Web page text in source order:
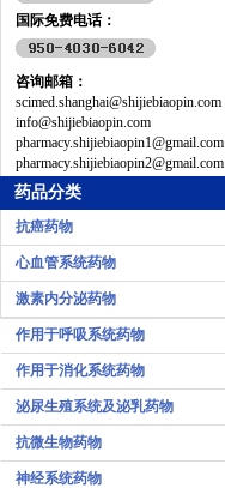
国际免费电话：
咨询邮箱：
scimed.shanghai@shijiebiaopin.com
info@shijiebiaopin.com
pharmacy.shijiebiaopin1@gmail.com
pharmacy.shijiebiaopin2@gmail.com
药品分类
抗癌药物
心血管系统药物
激素内分泌药物
作用于呼吸系统药物
作用于消化系统药物
泌尿生殖系统及泌乳药物
抗微生物药物
神经系统药物